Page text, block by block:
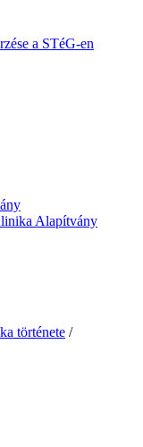
a STéG-en
Alapítvány
története /